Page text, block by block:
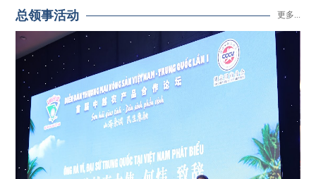
总领事活动 更多...